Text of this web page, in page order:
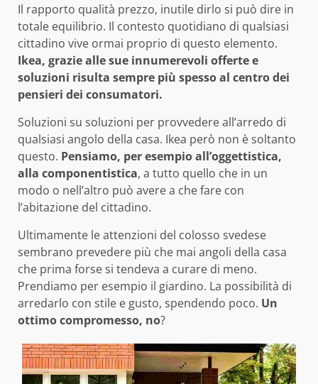
Il rapporto qualità prezzo, inutile dirlo si può dire in
totale equilibrio. Il contesto quotidiano di qualsiasi
cittadino vive ormai proprio di questo elemento.
Ikea, grazie alle sue innumerevoli offerte e
soluzioni risulta sempre più spesso al centro dei
pensieri dei consumatori.
Soluzioni su soluzioni per provvedere all’arredo di
qualsiasi angolo della casa. Ikea però non è soltanto
questo. Pensiamo, per esempio all’oggettistica,
alla componentistica, a tutto quello che in un
modo o nell’altro può avere a che fare con
l’abitazione del cittadino.
Ultimamente le attenzioni del colosso svedese
sembrano prevedere più che mai angoli della casa
che prima forse si tendeva a curare di meno.
Prendiamo per esempio il giardino. La possibilità di
arredarlo con stile e gusto, spendendo poco. Un
ottimo compromesso, no?